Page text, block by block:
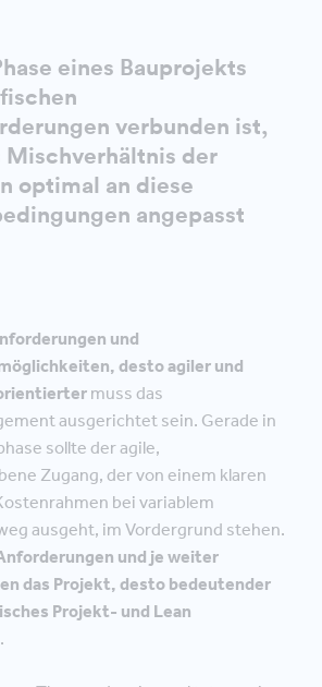
eines Bauprojekts
verbunden ist,
Mischverhältnis der
optimal an diese
angepasst
und
desto agiler und
muss das
ausgerichtet sein. Gerade in
sollte der agile,
Zugang, der von einem klaren
bei variablem
ausgeht, im Vordergrund stehen.
und je weiter
das Projekt, desto bedeutender
Projekt- und Lean
.